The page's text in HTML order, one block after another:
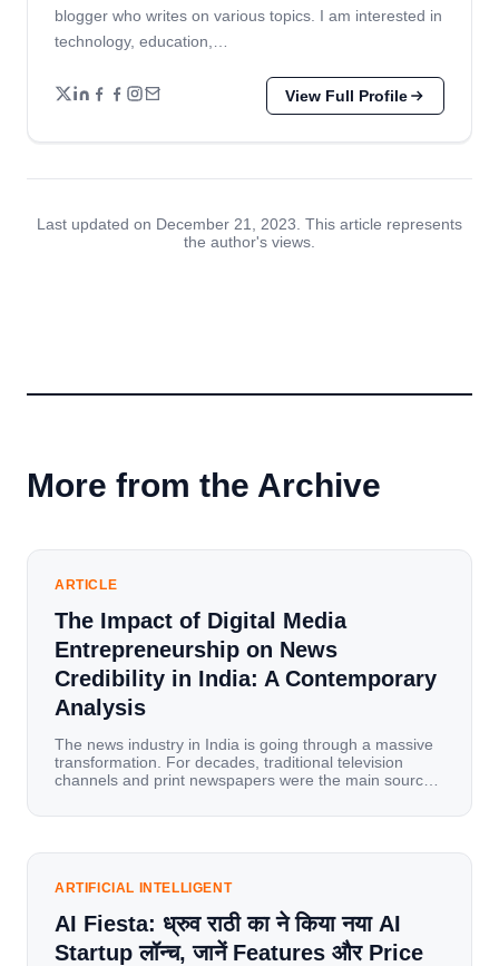
blogger who writes on various topics. I am interested in
technology, education,…
View Full Profile
Last updated on December 21, 2023. This article represents
the author's views.
More from the Archive
ARTICLE
The Impact of Digital Media
Entrepreneurship on News
Credibility in India: A Contemporary
Analysis
The news industry in India is going through a massive
transformation. For decades, traditional television
channels and print newspapers were the main sources
mobile data, affordable smartphones, and high-speed
has become a mobile-first market where consumers
ARTIFICIAL INTELLIGENT
AI Fiesta: ध्रुव राठी का ने किया नया AI
Startup लॉन्च, जानें Features और Price